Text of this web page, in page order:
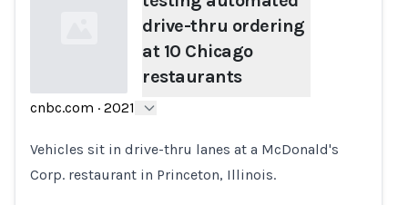
drive-thru ordering
at 10 Chicago
restaurants
cnbc.com · 2021
Vehicles sit in drive-thru lanes at a McDonald's
Corp. restaurant in Princeton, Illinois.